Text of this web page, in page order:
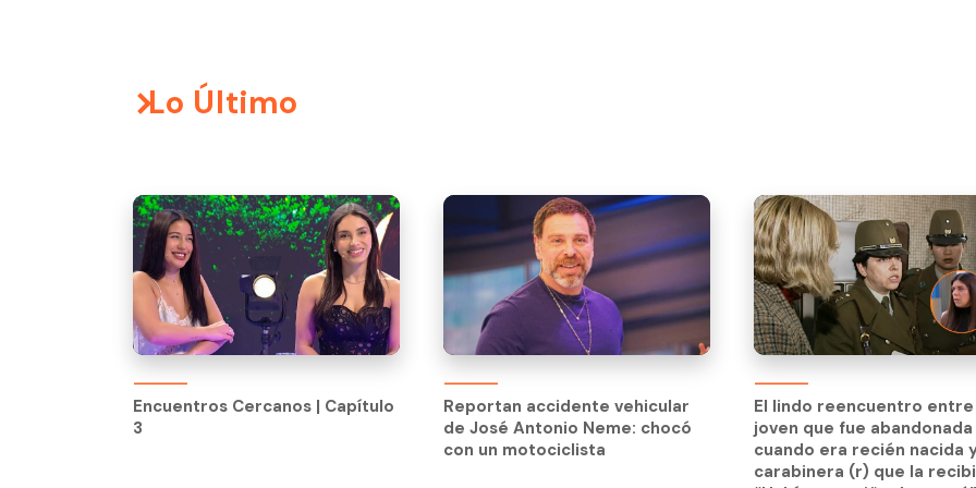
Lo Último
Encuentros Cercanos | Capítulo
3
Encuentros Cercanos | Capítulo
3
Reportan accidente vehicular
de José Antonio Neme: chocó
con un motociclista
El lindo reencuentro entre
joven que fue abandonada
cuando era recién nacida y
carabinera (r) que la
“Había un cariño de
El lindo reencuentro entre
joven que fue abandonada
cuando era recién nacida
carabinera (r) que la